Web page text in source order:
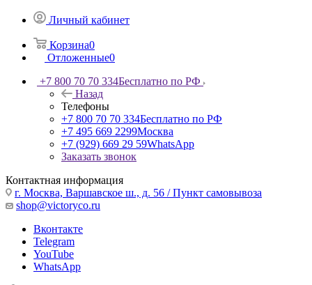
Личный кабинет
Корзина0
Отложенные0
+7 800 70 70 334Бесплатно по РФ
Назад
Телефоны
+7 800 70 70 334Бесплатно по РФ
+7 495 669 2299Москва
+7 (929) 669 29 59WhatsApp
Заказать звонок
Контактная информация
г. Москва, Варшавское ш., д. 56 / Пункт самовывоза
shop@victoryco.ru
Вконтакте
Telegram
YouTube
WhatsApp